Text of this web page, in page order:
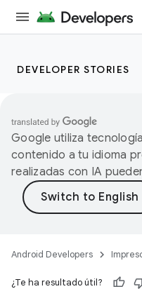
DEVELOPER STORIES
Google utiliza
contenido a tu idioma
realizadas con IA
Android Developers
¿Te ha resultado útil?